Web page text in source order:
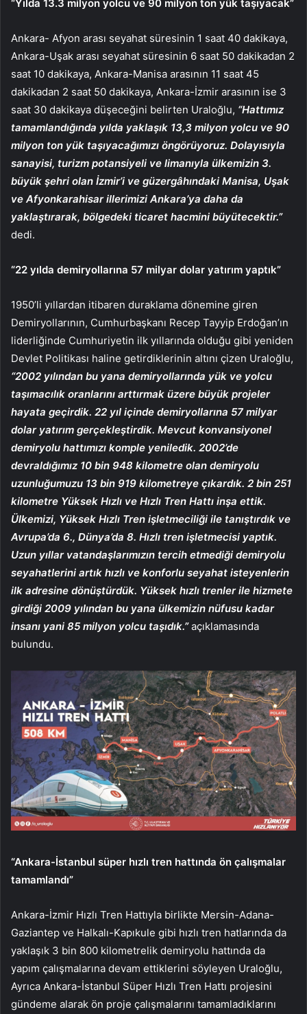
“Yılda 13.3 milyon yolcu ve 90 milyon ton yük taşıyacak”
Ankara- Afyon arası seyahat süresinin 1 saat 40 dakikaya,
Ankara-Uşak arası seyahat süresinin 6 saat 50 dakikadan 2
saat 10 dakikaya, Ankara-Manisa arasının 11 saat 45
dakikadan 2 saat 50 dakikaya, Ankara-İzmir arasının ise 3
saat 30 dakikaya düşeceğini belirten Uraloğlu, “Hattımız
tamamlandığında yılda yaklaşık 13,3 milyon yolcu ve 90
milyon ton yük taşıyacağımızı öngörüyoruz. Dolayısıyla
sanayisi, turizm potansiyeli ve limanıyla ülkemizin 3.
büyük şehri olan İzmir’i ve güzergâhındaki Manisa, Uşak
ve Afyonkarahisar illerimizi Ankara’ya daha da
yaklaştırarak, bölgedeki ticaret hacmini büyütecektir.”
dedi.
“22 yılda demiryollarına 57 milyar dolar yatırım yaptık”
1950’li yıllardan itibaren duraklama dönemine giren
Demiryollarının, Cumhurbaşkanı Recep Tayyip Erdoğan’ın
liderliğinde Cumhuriyetin ilk yıllarında olduğu gibi yeniden
Devlet Politikası haline getirdiklerinin altını çizen Uraloğlu,
“2002 yılından bu yana demiryollarında yük ve yolcu
taşımacılık oranlarını arttırmak üzere büyük projeler
hayata geçirdik. 22 yıl içinde demiryollarına 57 milyar
dolar yatırım gerçekleştirdik. Mevcut konvansiyonel
demiryolu hattımızı komple yeniledik. 2002’de
devraldığımız 10 bin 948 kilometre olan demiryolu
uzunluğumuzu 13 bin 919 kilometreye çıkardık. 2 bin 251
kilometre Yüksek Hızlı ve Hızlı Tren Hattı inşa ettik.
Ülkemizi, Yüksek Hızlı Tren işletmeciliği ile tanıştırdık ve
Avrupa’da 6., Dünya’da 8. Hızlı tren işletmecisi yaptık.
Uzun yıllar vatandaşlarımızın tercih etmediği demiryolu
seyahatlerini artık hızlı ve konforlu seyahat isteyenlerin
ilk adresine dönüştürdük. Yüksek hızlı trenler ile hizmete
girdiği 2009 yılından bu yana ülkemizin nüfusu kadar
insanı yani 85 milyon yolcu taşıdık.”açıklamasında
bulundu.
“Ankara-İstanbul süper hızlı tren hattında ön çalışmalar
tamamlandı”
Ankara-İzmir Hızlı Tren Hattıyla birlikte Mersin-Adana-
Gaziantep ve Halkalı-Kapıkule gibi hızlı tren hatlarında da
yaklaşık 3 bin 800 kilometrelik demiryolu hattında da
yapım çalışmalarına devam ettiklerini söyleyen Uraloğlu,
Ayrıca Ankara-İstanbul Süper Hızlı Tren Hattı projesini
gündeme alarak ön proje çalışmalarını tamamladıklarını